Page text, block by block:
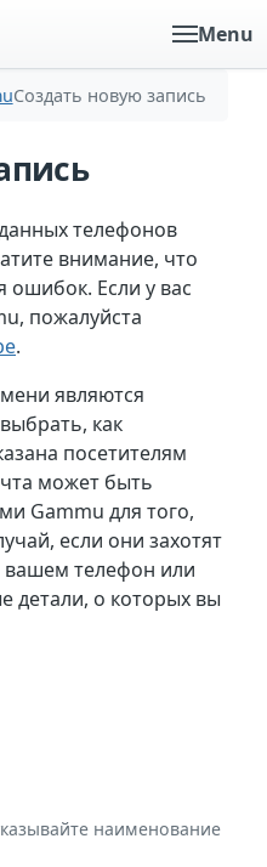
Menu
Создать новую запись
телефонов
внимание, что
ошибок. Если у вас
пожалуйста
.
являются
как
посетителям
может быть
Gammu для того,
если они захотят
вашем телефон или
детали, о которых вы
наименование